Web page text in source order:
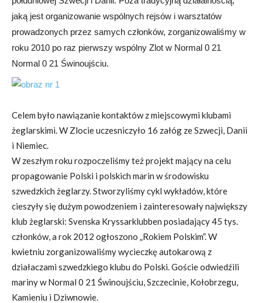
jaką jest organizowanie wspólnych rejsów i warsztatów
prowadzonych przez samych członków, zorganizowaliśmy w
roku 2010 po raz pierwszy wspólny Zlot w Normal 0 21
Normal 0 21 Świnoujściu.
Celem było nawiązanie kontaktów z miejscowymi klubami
żeglarskimi. W Zlocie uczesniczyło 16 załóg ze Szwecji, Danii
i Niemiec.
W zeszłym roku rozpoczeliśmy też projekt mający na celu
propagowanie Polski i polskich marin w środowisku
szwedzkich żeglarzy. Stworzyliśmy cykl wykładów, które
cieszyły się dużym powodzeniem i zainteresowały największy
klub żeglarski: Svenska Kryssarklubben posiadający 45 tys.
członków, a rok 2012 ogłoszono „Rokiem Polskim”. W
kwietniu zorganizowaliśmy wycieczkę autokarową z
działaczami szwedzkiego klubu do Polski. Goście odwiedźili
mariny w Normal 0 21 Świnoujściu, Szczecinie, Kołobrzegu,
Kamieniu i Dziwnowie.